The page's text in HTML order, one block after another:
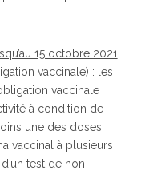
15 octobre 2021
vaccinale) : les
vaccinale
à condition de
une des doses
vaccinal à plusieurs
test de non